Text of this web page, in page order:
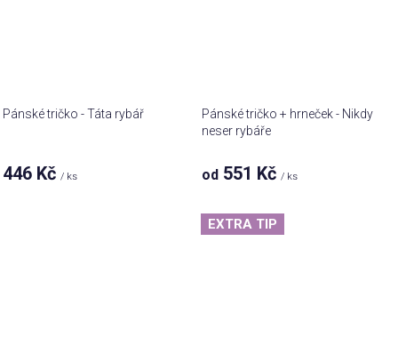
Pánské tričko - Táta rybář
446 Kč/ ks
Pánské tričko + hrneček - Nikdy
neser rybáře
od 551 Kč/ ks
EXTRA TIP